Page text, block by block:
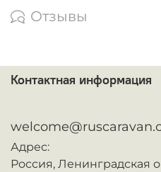
Отзывы
Контактная информация
Адрес:
Россия, Ленинградская